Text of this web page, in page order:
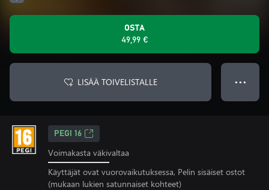
OSTA
49,99 €
LISÄÄ TOIVELISTALLE ● ● ●
PEGI 16
Voimakasta väkivaltaa
Käyttäjät ovat vuorovaikutuksessa, Pelin sisäiset ostot
(mukaan lukien satunnaiset kohteet)